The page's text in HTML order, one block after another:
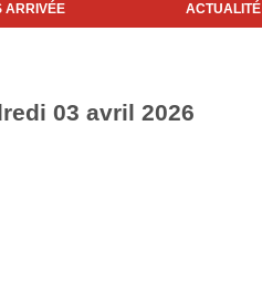
ARRIVÉE ACTUALITÉ
03 avril 2026